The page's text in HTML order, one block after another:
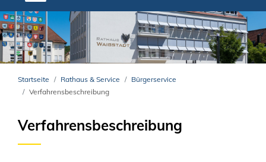
Startseite Rathaus & Service
Bürgerservice
Verfahrensbeschreibung
Verfahrensbeschreibung